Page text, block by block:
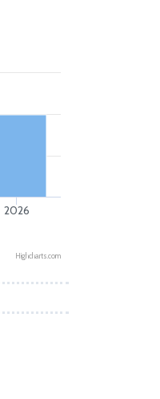
2026
Highcharts.com